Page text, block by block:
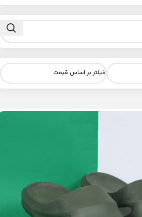
فیلتر بر اساس قیمت